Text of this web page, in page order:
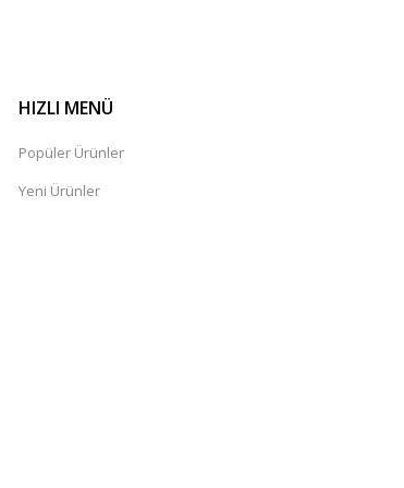
HIZLI MENÜ
Popüler Ürünler
Yeni Ürünler